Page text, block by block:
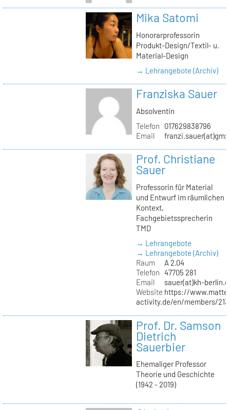
Mika Satomi
Honorarprofessorin
Produkt-Design/Textil- u.
Material-Design
→ Lehrangebote (Archiv)
Franziska Sauer
Absolventin
Telefon
017629838796
Email
Prof. Christiane
Sauer
Professorin für Material
und Entwurf im räumlichen
Kontext,
Fachgebietssprecherin
TMD
→ Lehrangebote
→ Lehrangebote (Archiv)
Raum
A 2.04
Telefon 47705 281
Email
sauer(at)kh-
Website https://
activity.de/en/members/
Prof. Dr. Samson
Dietrich
Sauerbier
Ehemaliger Professor
Theorie und Geschichte
(1942 - 2019)